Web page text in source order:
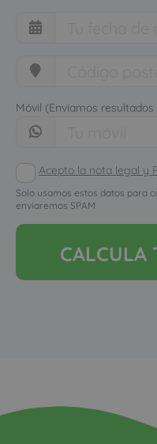
Móvil (Enviamos
Acepto la nota legal y
Solo usamos estos datos para
enviaremos SPAM
CALCULA